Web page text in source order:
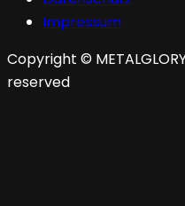
Impressum
Copyright ©
reserved